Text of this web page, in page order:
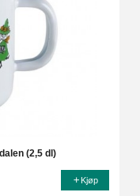
(2,5 dl)
Kjøp